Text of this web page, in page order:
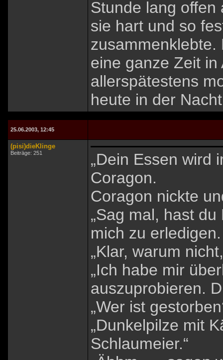
Stunde lang
sie hart und so
zusammenklebte.
eine ganze Zeit
allerspätestens
heute in der
25.06.2003, 12:45
(pisi)dieKlinge
Beiträge: 251
„Dein Essen wird
Coragon.
Coragon nickte
„Sag mal, hast
mich zu erledigen.
„Klar, warum
„Ich habe mir
auszuprobieren.
„Wer ist
„Dunkelpilze mit
Schlaumeier.“